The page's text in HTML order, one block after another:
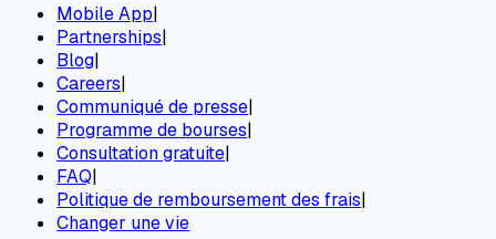
Mobile App|
Partnerships|
Blog|
Careers|
Communiqué de presse|
Programme de bourses|
Consultation gratuite|
FAQ|
Politique de remboursement des frais|
Changer une vie